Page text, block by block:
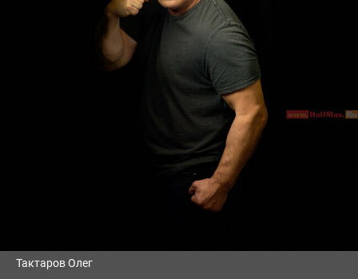
Тактаров Олег